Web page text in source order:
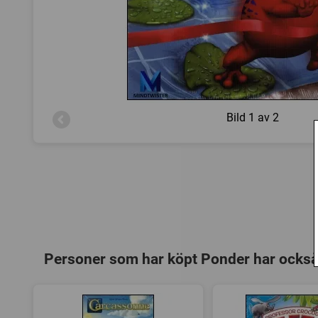
Bild 1 av 2
Personer som har köpt Ponder har också